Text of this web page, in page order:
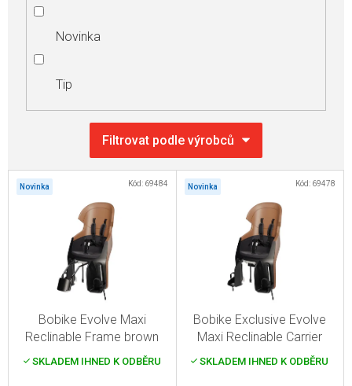
Novinka
Tip
V
ý
Novinka
Bobike Evolve Maxi
Reclinable Frame brown
SKLADEM IHNED K ODBĚRU
Kód: 69484 Novinka
Bobike Exclusive Evolve
Maxi Reclinable Carrier
brown
SKLADEM IHNED K ODBĚRU
Kód: 69478